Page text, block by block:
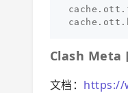
Clash Meta
文档： https://